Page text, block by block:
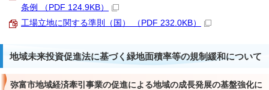
条例 （PDF 124.9KB）
工場立地に関する準則（国） （PDF 232.0KB）
地域未来投資促進法に基づく緑地面積率等の規制緩和について
弥富市地域経済牽引事業の促進による地域の成長発展の基盤強化に